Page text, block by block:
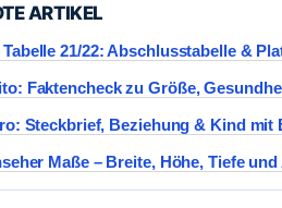
ARTIKEL
21/22: Abschlusstabelle &
Faktencheck zu Größe,
Steckbrief, Beziehung & Kind mit
Maße – Breite, Höhe, Tiefe